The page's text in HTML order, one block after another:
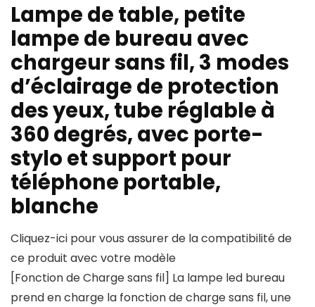
Lampe de table, petite
lampe de bureau avec
chargeur sans fil, 3 modes
d’éclairage de protection
des yeux, tube réglable à
360 degrés, avec porte-
stylo et support pour
téléphone portable,
blanche
Cliquez-ici pour vous assurer de la compatibilité de
ce produit avec votre modèle
[Fonction de Charge sans fil] La lampe led bureau
prend en charge la fonction de charge sans fil, une